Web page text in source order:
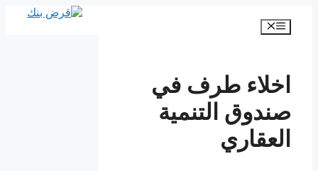
المحتوى
القائمة
اخلاء طرف في
صندوق التنمية
العقاري